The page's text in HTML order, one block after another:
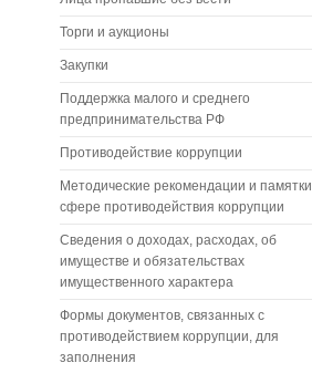
Торги и аукционы
Закупки
Поддержка малого и среднего
предпринимательства РФ
Противодействие коррупции
Методические рекомендации и
сфере противодействия коррупции
Сведения о доходах, расходах, об
имуществе и обязательствах
имущественного характера
Формы документов, связанных с
противодействием коррупции, для
заполнения